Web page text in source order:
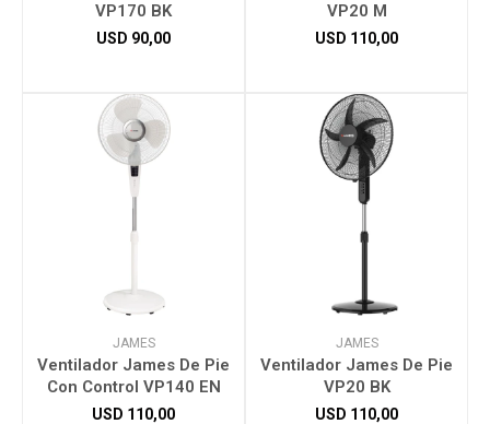
VP170 BK
USD 90,00
VP20 M
USD 110,00
JAMES
Ventilador James De Pie
Con Control VP140 EN
USD 110,00
JAMES
Ventilador James De Pie
VP20 BK
USD 110,00